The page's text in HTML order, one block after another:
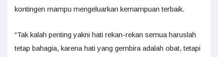
kontingen mampu mengeluarkan kemampuan terbaik.
“Tak kalah penting yakni hati rekan-rekan semua haruslah
tetap bahagia, karena hati yang gembira adalah obat, tetapi